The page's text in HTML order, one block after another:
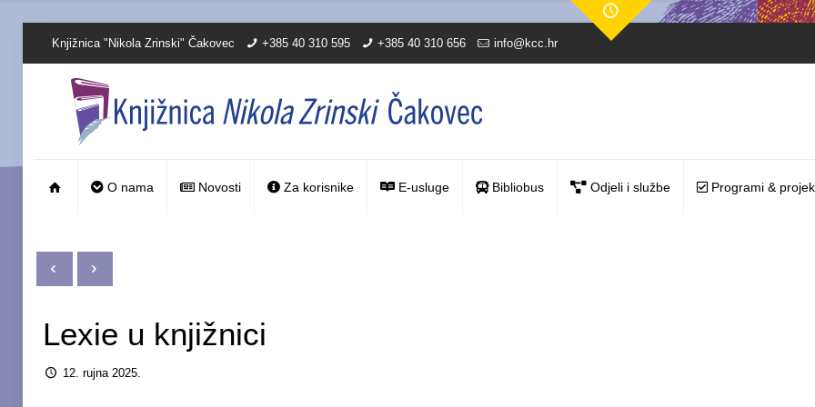
Knjižnica "Nikola Zrinski" Čakovec +385 40 310 595 +385 40 310 656 info@kcc.hr
O nama Novosti Za korisnike E-usluge Bibliobus Odjeli i službe Programi &
Lexie u knjižnici
12. rujna 2025.